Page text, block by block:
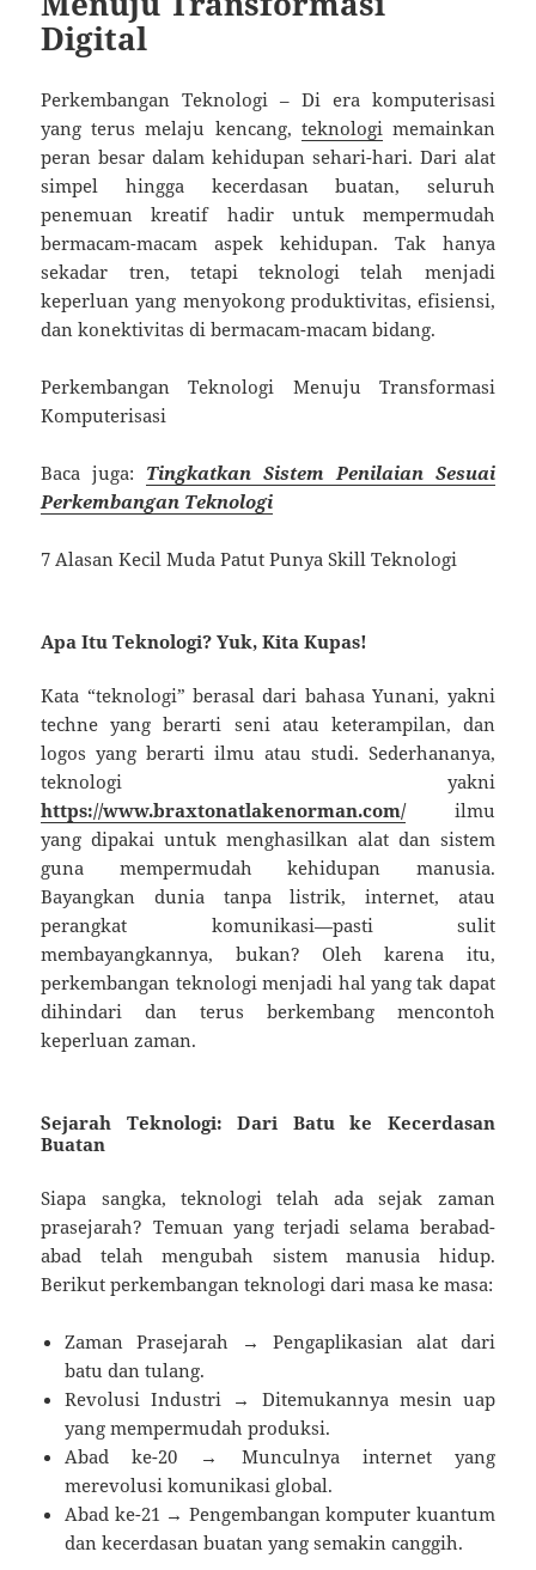
Digital
Perkembangan Teknologi – Di era komputerisasi
yang terus melaju kencang, teknologimemainkan
peran besar dalam kehidupan sehari-hari. Dari alat
simpel hingga kecerdasan buatan, seluruh
penemuan kreatif hadir untuk mempermudah
bermacam-macam aspek kehidupan. Tak hanya
sekadar tren, tetapi teknologi telah menjadi
keperluan yang menyokong produktivitas, efisiensi,
dan konektivitas di bermacam-macam bidang.
Perkembangan Teknologi Menuju Transformasi
Komputerisasi
Baca juga: Tingkatkan Sistem Penilaian Sesuai
Perkembangan Teknologi
7 Alasan Kecil Muda Patut Punya Skill Teknologi
Apa Itu Teknologi? Yuk, Kita Kupas!
Kata “teknologi” berasal dari bahasa Yunani, yakni
techne yang berarti seni atau keterampilan, dan
logos yang berarti ilmu atau studi. Sederhananya,
teknologi yakni
https://www.braxtonatlakenorman.com/ilmu
yang dipakai untuk menghasilkan alat dan sistem
guna mempermudah kehidupan manusia.
Bayangkan dunia tanpa listrik, internet, atau
perangkat komunikasi—pasti sulit
membayangkannya, bukan? Oleh karena itu,
perkembangan teknologi menjadi hal yang tak dapat
dihindari dan terus berkembang mencontoh
keperluan zaman.
Sejarah Teknologi: Dari Batu ke Kecerdasan
Buatan
Siapa sangka, teknologi telah ada sejak zaman
prasejarah? Temuan yang terjadi selama berabad-
abad telah mengubah sistem manusia hidup.
Berikut perkembangan teknologi dari masa ke masa:
Zaman Prasejarah → Pengaplikasian alat dari
batu dan tulang.
Revolusi Industri → Ditemukannya mesin uap
yang mempermudah produksi.
Abad ke-20 → Munculnya internet yang
merevolusi komunikasi global.
Abad ke-21 → Pengembangan komputer kuantum
dan kecerdasan buatan yang semakin canggih.